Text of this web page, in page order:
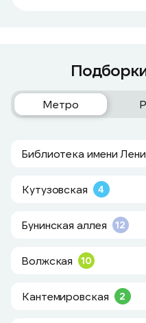
Метро
Библиотека имени
Кутузовская 4
Бунинская аллея 12
Волжская 10
Кантемировская 2